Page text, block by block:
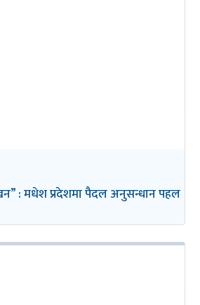
: मधेश प्रदेशमा पैदल अनुसन्धान पहल